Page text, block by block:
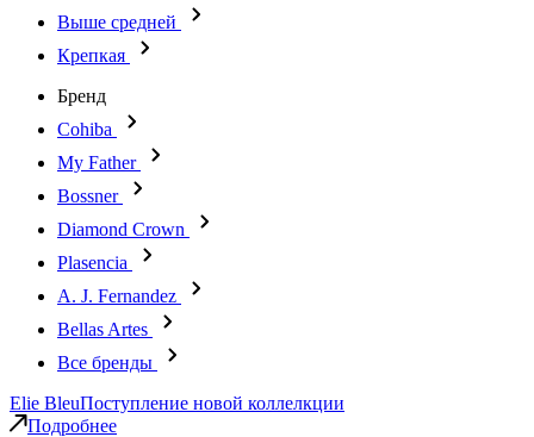
Выше средней
Крепкая
Бренд
Cohiba
My Father
Bossner
Diamond Crown
Plasencia
A. J. Fernandez
Bellas Artes
Все бренды
Elie BleuПоступление новой коллелкции
Подробнее